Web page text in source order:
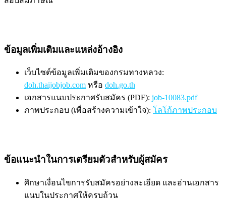
ข้อมูลเพิ่มเติมและแหล่งอ้างอิง
เว็บไซต์ข้อมูลเพิ่มเติมของกรมทางหลวง:
doh.thaijobjob.com หรือ doh.go.th
เอกสารแนบประกาศรับสมัคร (PDF): job-10083.pdf
ภาพประกอบ (เพื่อสร้างความเข้าใจ): โลโก้ภาพประกอบ
ข้อแนะนำในการเตรียมตัวสำหรับผู้สมัคร
ศึกษาเงื่อนไขการรับสมัครอย่างละเอียด และอ่านเอกสาร
แนบในประกาศให้ครบถ้วน